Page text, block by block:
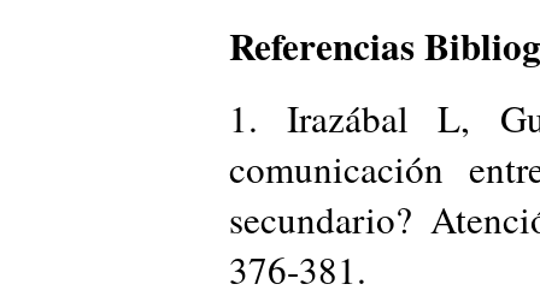
Referencias
1. Irazábal L,
comunicación
secundario?
376-381.